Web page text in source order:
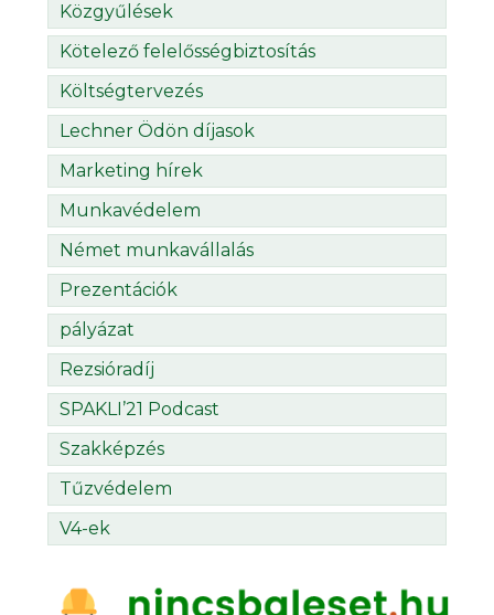
Közgyűlések
Kötelező felelősségbiztosítás
Költségtervezés
Lechner Ödön díjasok
Marketing hírek
Munkavédelem
Német munkavállalás
Prezentációk
pályázat
Rezsióradíj
SPAKLI’21 Podcast
Szakképzés
Tűzvédelem
V4-ek